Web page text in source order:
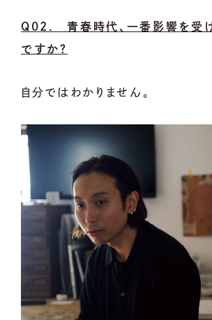
Q02. 青春時代、一番影響を受
ですか？
自分ではわかりません。